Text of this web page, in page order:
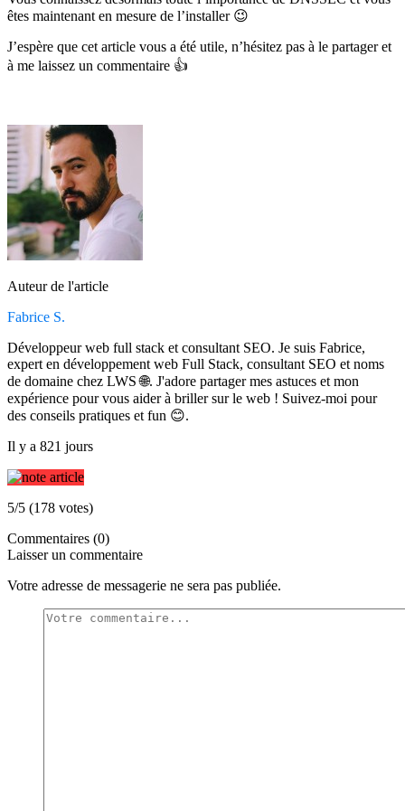
êtes maintenant en mesure de l’installer 😉
J’espère que cet article vous a été utile, n’hésitez pas à le partager et
à me laissez un commentaire 👍
Auteur de l'article
Fabrice S.
Développeur web full stack et consultant SEO. Je suis Fabrice,
expert en développement web Full Stack, consultant SEO et noms
de domaine chez LWS 🌐. J'adore partager mes astuces et mon
expérience pour vous aider à briller sur le web ! Suivez-moi pour
des conseils pratiques et fun 😊.
Il y a 821 jours
5/5 (178 votes)
Commentaires (0)
Laisser un commentaire
Votre adresse de messagerie ne sera pas publiée.